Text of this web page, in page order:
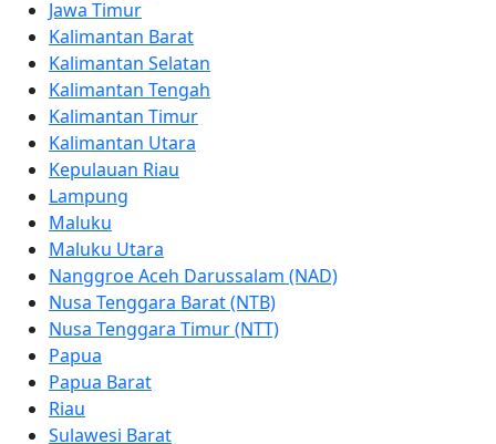
Jawa Timur
Kalimantan Barat
Kalimantan Selatan
Kalimantan Tengah
Kalimantan Timur
Kalimantan Utara
Kepulauan Riau
Lampung
Maluku
Maluku Utara
Nanggroe Aceh Darussalam (NAD)
Nusa Tenggara Barat (NTB)
Nusa Tenggara Timur (NTT)
Papua
Papua Barat
Riau
Sulawesi Barat